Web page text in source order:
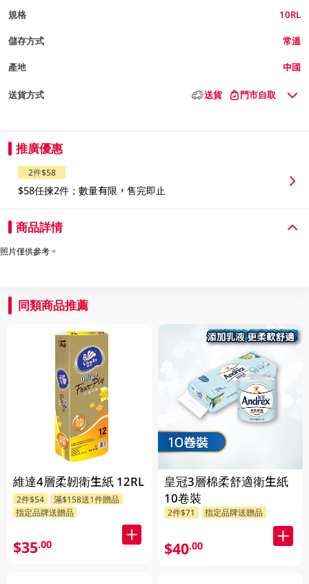
規格 10RL
儲存方式 常溫
產地 中國
送貨方式 送貨 門市自取
推廣優惠
2件$58
$58任揀2件；數量有限，售完即止
商品詳情
照片僅供參考。
同類商品推薦
維達4層柔韌衛生紙 12RL
2件$54
滿$158送1件贈品
指定品牌送贈品
$35.00
皇冠3層棉柔舒適衛生紙
10卷裝
2件$71 指定品牌送贈品
$40.00